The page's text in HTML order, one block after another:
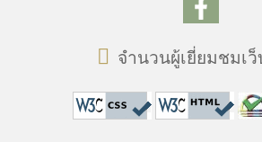
จำนวนผู้เยี่ยมชมเ